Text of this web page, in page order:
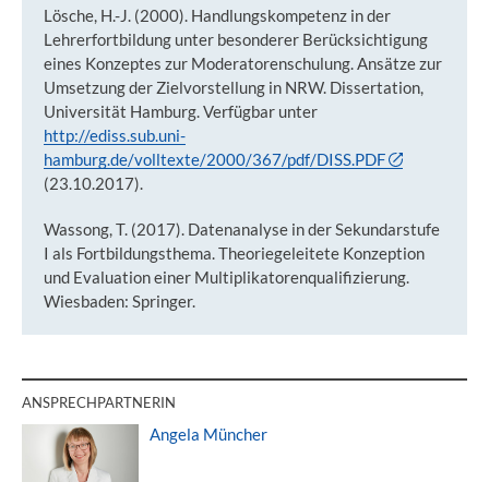
Lösche, H.-J. (2000). Handlungskompetenz in der
Lehrerfortbildung unter besonderer Berücksichtigung
eines Konzeptes zur Moderatorenschulung. Ansätze zur
Umsetzung der Zielvorstellung in NRW. Dissertation,
Universität Hamburg. Verfügbar unter
http://ediss.sub.uni-
hamburg.de/volltexte/2000/367/pdf/DISS.PDF
(23.10.2017).
Wassong, T. (2017). Datenanalyse in der Sekundarstufe
I als Fortbildungsthema. Theoriegeleitete Konzeption
und Evaluation einer Multiplikatorenqualifizierung.
Wiesbaden: Springer.
ANSPRECHPARTNERIN
Angela Müncher